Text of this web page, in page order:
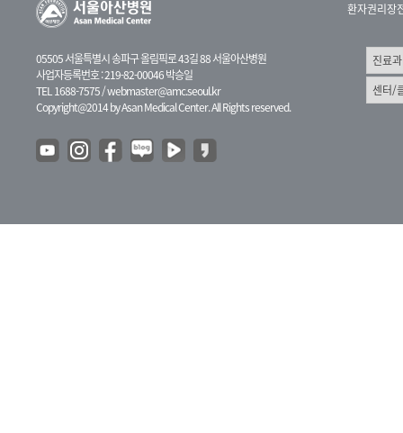
05505 서울특별시 송파구 올림픽로 43길 88 서울아산병원
사업자등록번호 : 219-82-00046 박승일
TEL 1688-7575 /webmaster@amc.seoul.kr
Copyright@2014 by Asan Medical Center. All Rights reserved.
환자권리장